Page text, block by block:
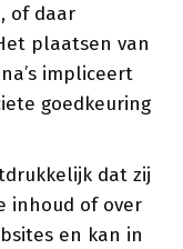
of daar
plaatsen van
impliceert
goedkeuring
dat zij
inhoud of over
en kan in